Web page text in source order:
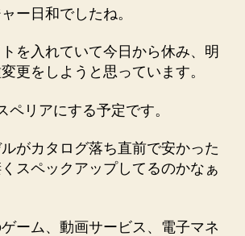
ー日和でしたね。
を入れていて今日から休み、明
更をしようと思っています。
ペリアにする予定です。
がカタログ落ち直前で安かった
スペックアップしてるのかなぁ
ーム、動画サービス、電子マネ